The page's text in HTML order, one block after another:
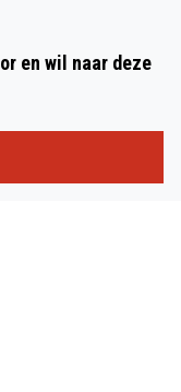
en wil naar deze